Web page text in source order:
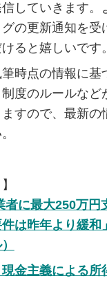
していきます。
の更新通知を受
ると嬉しいです。
時点の情報に基
度のルールなど
すので、最新の
者に最大250万
は昨年より緩和
現金主義による所